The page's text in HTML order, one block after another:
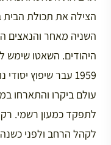
הצילה את תכולת הבית
השניה מאחר והנאצים
היהודים. השאטו
1959 עבר שיפוץ
לקהל הרחב ולפני